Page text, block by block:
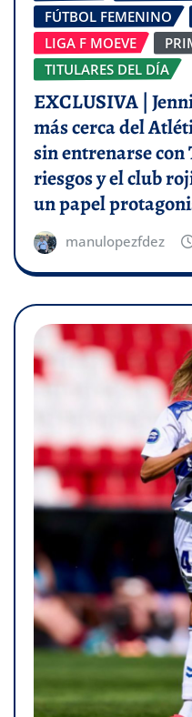
FÚTBOL FEMENINO
LIGA F MOEVE
TITULARES DEL DÍA
EXCLUSIVA |
más cerca del
sin entrenarse
riesgos y el club
un papel
manulopezfdez